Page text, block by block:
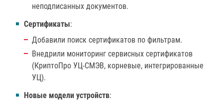
неподписанных документов.
Сертификаты:
Добавили поиск сертификатов по фильтрам.
Внедрили мониторинг сервисных сертификатов
(КриптоПро УЦ-СМЭВ, корневые, интегрированные
УЦ).
Новые модели устройств: